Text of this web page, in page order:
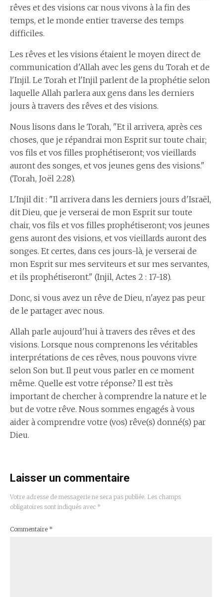
rêves et des visions car nous vivons à la fin des
temps, et le monde entier traverse des temps
difficiles.
Les rêves et les visions étaient le moyen direct de
communication d'Allah avec les gens du Torah et de
l'Injil. Le Torah et l'Injil parlent de la prophétie selon
laquelle Allah parlera aux gens dans les derniers
jours à travers des rêves et des visions.
Nous lisons dans le Torah, "Et il arrivera, après ces
choses, que je répandrai mon Esprit sur toute chair;
vos fils et vos filles prophétiseront; vos vieillards
auront des songes, et vos jeunes gens des visions."
(Torah, Joël 2:28).
L'Injil dit : "Il arrivera dans les derniers jours d'Israël,
dit Dieu, que je verserai de mon Esprit sur toute
chair, vos fils et vos filles prophétiseront; vos jeunes
gens auront des visions, et vos vieillards auront des
songes. Et certes, dans ces jours-là, je verserai de
mon Esprit sur mes serviteurs et sur mes servantes,
et ils prophétiseront." (Injil, Actes 2 : 17-18).
Donc, si vous avez un rêve de Dieu, n'ayez pas peur
de le partager avec nous.
Allah parle aujourd'hui à travers des rêves et des
visions. Lorsque nous comprenons les véritables
interprétations de ces rêves, nous pouvons vivre
selon Son but. Il peut vous parler en ce moment
même. Quelle est votre réponse? Il est très
important de chercher à comprendre la nature et le
but de votre rêve. Nous sommes engagés à vous
aider à comprendre votre (vos) rêve(s) donné(s) par
Dieu.
Laisser un commentaire
Votre adresse de messagerie ne sera pas publiée. Les champs
obligatoires sont indiqués avec *
Commentaire *